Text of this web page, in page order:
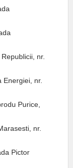
nr.
Energiei, nr.
Purice,
nr.
Pictor